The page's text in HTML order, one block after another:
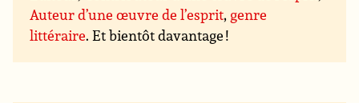
Auteur d’une œuvre de l’esprit, genre
littéraire. Et bientôt davantage !